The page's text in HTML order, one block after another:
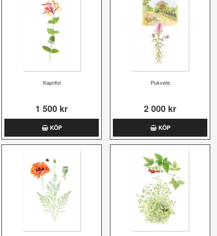
Kaprifol
1 500 kr
KÖP
Pukvete
2 000 kr
KÖP